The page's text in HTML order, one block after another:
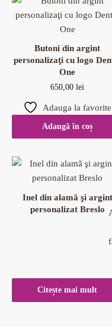
Butoni din argint
personalizaţi cu logo
One
650,00lei
Adaugă în coș
Adauga la favorite
Inel din alamă şi argint
personalizat Breslo
Citește mai mult